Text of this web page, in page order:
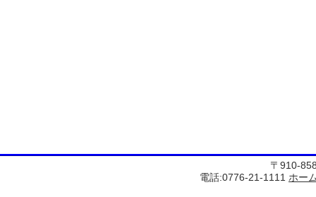
〒910-
電話:0776-21-1111 ホー